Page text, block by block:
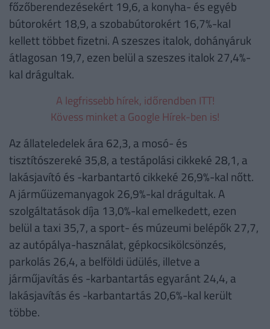
főzőberendezésekért 19,6, a konyha- és egyéb
bútorokért 18,9, a szobabútorokért 16,7%-kal
kellett többet fizetni. A szeszes italok, dohányáruk
átlagosan 19,7, ezen belül a szeszes italok 27,4%-
kal drágultak.
A legfrissebb hírek, időrendben ITT!
Kövess minket a Google Hírek-ben is!
Az állateledelek ára 62,3, a mosó- és
tisztítószereké 35,8, a testápolási cikkeké 28,1, a
lakásjavító és -karbantartó cikkeké 26,9%-kal nőtt.
A járműüzemanyagok 26,9%-kal drágultak. A
szolgáltatások díja 13,0%-kal emelkedett, ezen
belül a taxi 35,7, a sport- és múzeumi belépők 27,7,
az autópálya-használat, gépkocsikölcsönzés,
parkolás 26,4, a belföldi üdülés, illetve a
járműjavítás és -karbantartás egyaránt 24,4, a
lakásjavítás és -karbantartás 20,6%-kal került
többe.